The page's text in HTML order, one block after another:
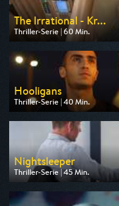
The Irrational - Kr...
Thriller-Serie | 60 Min.
Ausgestrahlt von Kabel 1
am 15.08.2026, 00:15
Hooligans
Thriller-Serie | 40 Min.
Ausgestrahlt von One
am 14.08.2026, 22:55
Nightsleeper
Thriller-Serie | 45 Min.
Ausgestrahlt von HR
am 16.08.2026, 00:40